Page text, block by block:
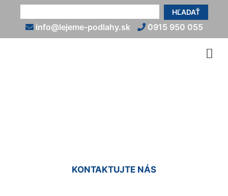
HĽADAŤ
info@lejeme-podlahy.sk 0915 950 055
KONTAKTUJTE NÁS